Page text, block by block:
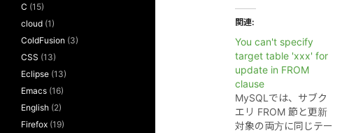
関連
You can't specify
target table 'xxx' for
update in FROM
clause
MySQLでは、サブク
エリ FROM 節と更新
対象の両方に同じテー
C (15)
cloud (1)
ColdFusion (3)
CSS (13)
Eclipse (13)
Emacs (16)
English (2)
Firefox (19)